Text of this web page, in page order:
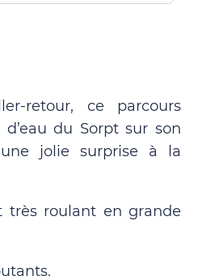
retour, ce parcours
du Sorpt sur son
jolie surprise à la
très roulant en grande